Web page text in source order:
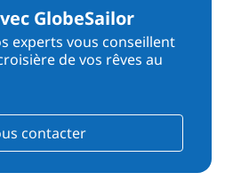
GlobeSailor
experts vous conseillent
de vos rêves au
contacter